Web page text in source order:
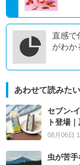
直感で
がわか
あわせて読みた
セブン‐
ト登場
08月06日
虫が苦